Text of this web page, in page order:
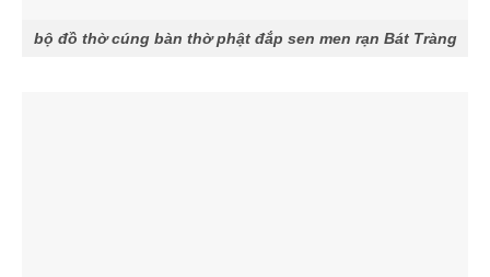
bộ đồ thờ cúng bàn thờ phật đắp sen men rạn Bát Tràng